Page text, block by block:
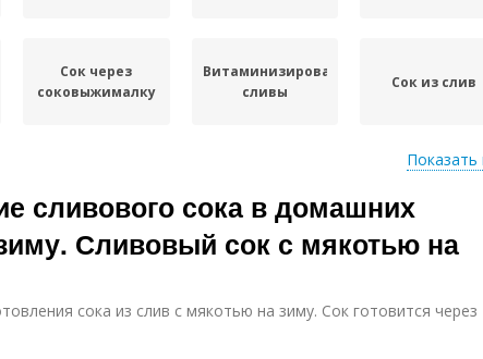
Сок через
соковыжималку
Витаминизированные
сливы
Сок из слив
для сок
соку
Показать
сливового сока в домашних
Сливовый сок с мякотью на
сока из слив с мякотью на зиму. Сок готовится через